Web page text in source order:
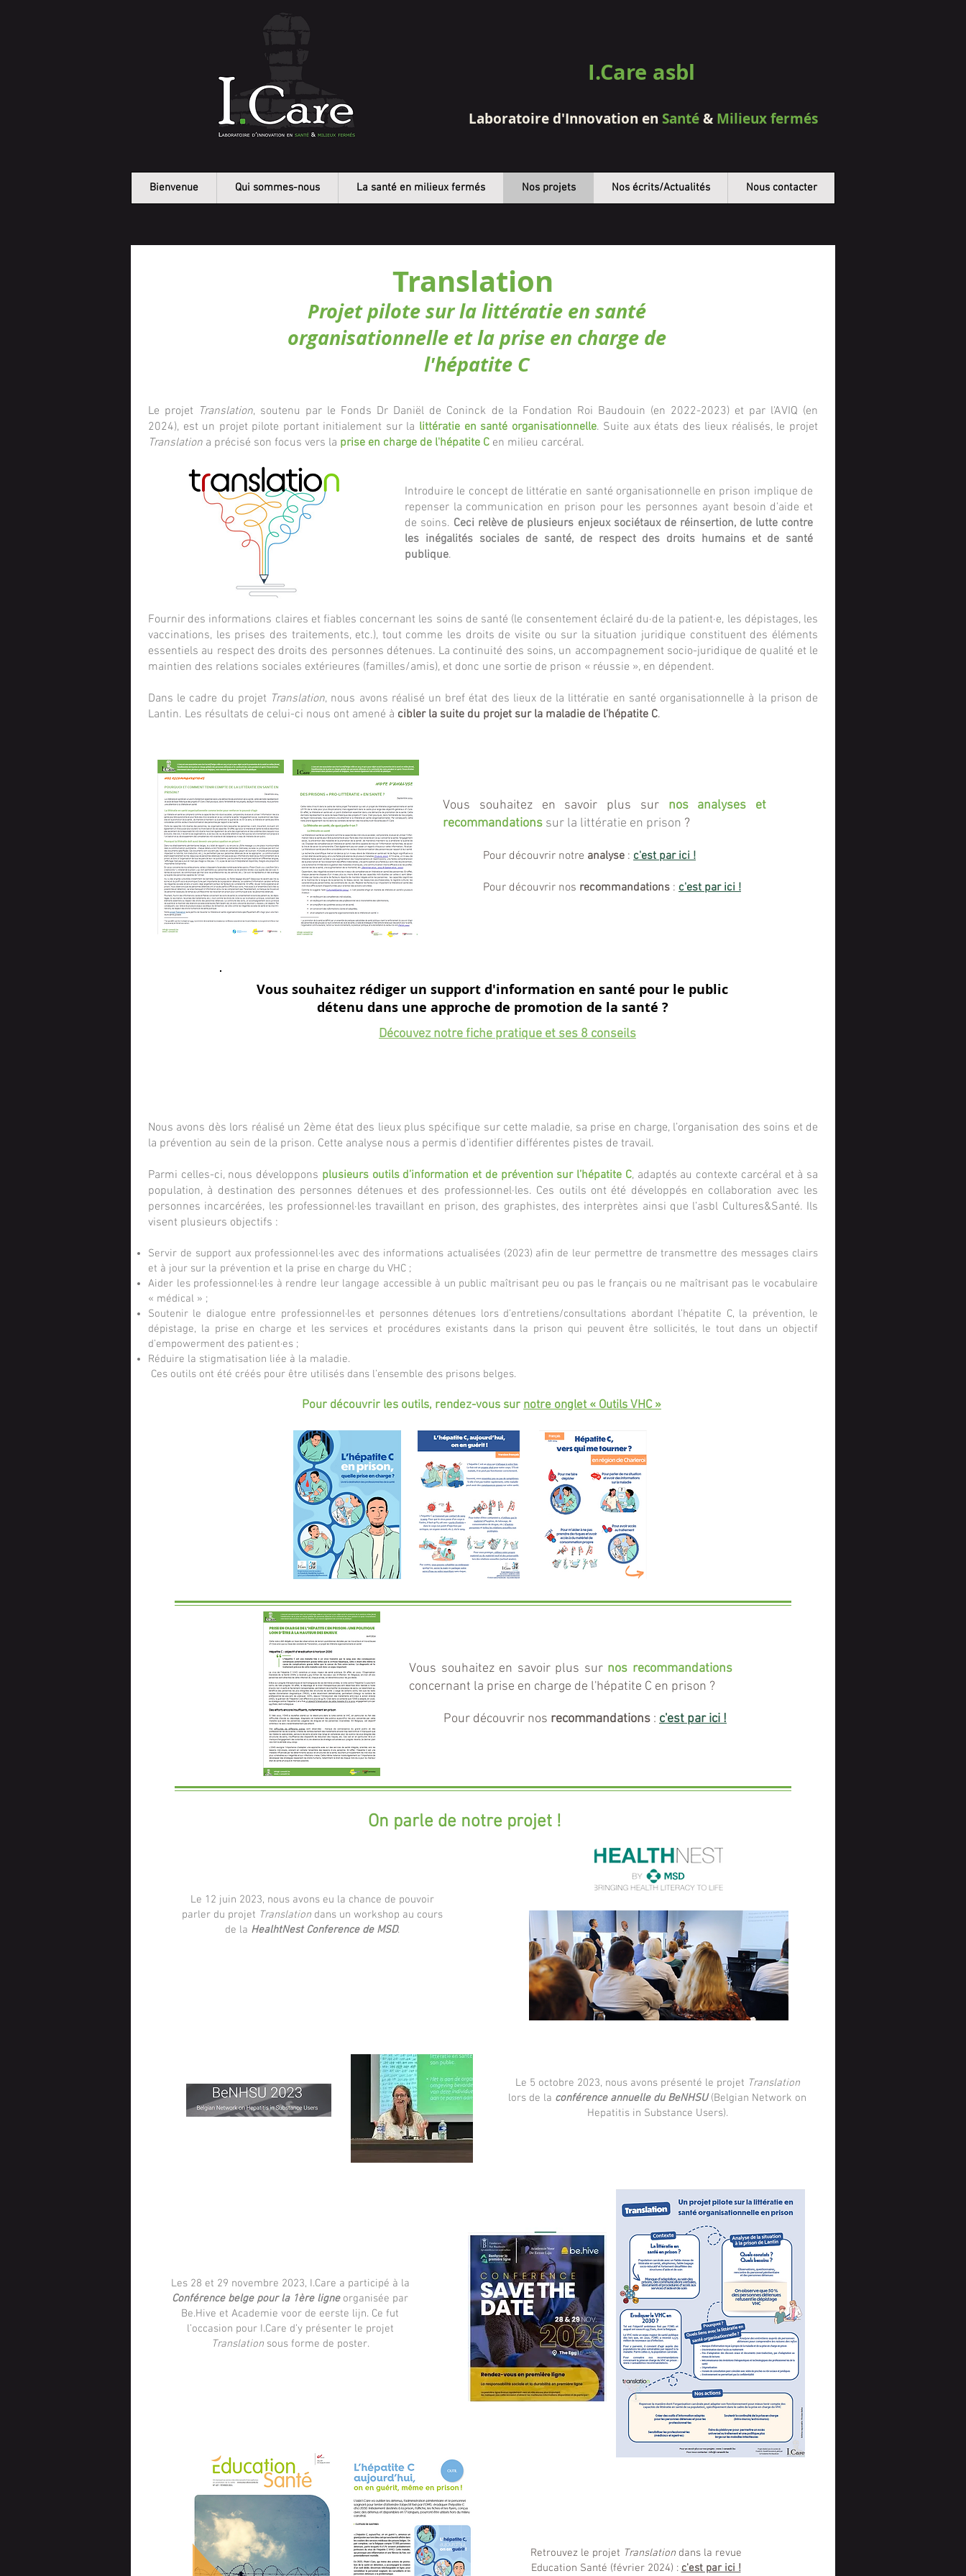
I.Care asbl
Laboratoire d'Innovation en Santé& Milieux fermés
Bienvenue Qui sommes-nous La santé en milieux fermés Nos projets Nos écrits/Actualités Nous contacter
Translation
Projet pilote sur la littératie en santé
organisationnelle et la prise en charge de
l'hépatite C
Le projet Translation, soutenu par le Fonds Dr Daniël de Coninck de la Fondation Roi Baudouin (en 2022-2023) et par l'AVIQ (en
2024), est un projet pilote portant initialement sur la littératie en santé organisationnelle. Suite aux états des lieux réalisés, le projet
Translation a précisé son focus vers la prise en charge de l'hépatite C en milieu carcéral.
Introduire le concept de littératie en santé organisationnelle en prison implique de
repenser la communication en prison pour les personnes ayant besoin d’aide et
de soins. Ceci relève de plusieurs enjeux sociétaux de réinsertion, de lutte contre
les inégalités sociales de santé, de respect des droits humains et de santé
publique.
Fournir des informations claires et fiables concernant les soins de santé (le consentement éclairé du·de la patient·e, les dépistages, les
vaccinations, les prises des traitements, etc.), tout comme les droits de visite ou sur la situation juridique constituent des éléments
essentiels au respect des droits des personnes détenues. La continuité des soins, un accompagnement socio-juridique de qualité et le
maintien des relations sociales extérieures (familles/amis), et donc une sortie de prison « réussie », en dépendent.
Dans le cadre du projet Translation, nous avons réalisé un bref état des lieux de la littératie en santé organisationnelle à la prison de
Lantin. Les résultats de celui-ci nous ont amené à cibler la suite du projet sur la maladie de l’hépatite C.
Nous avons dès lors réalisé un 2ème état des lieux plus spécifique sur cette maladie, sa prise en charge, l’organisation des soins et de
la prévention au sein de la prison. Cette analyse nous a permis d’identifier différentes pistes de travail.
Parmi celles-ci, nous développons plusieurs outils d’information et de prévention sur l’hépatite C, adaptés au contexte carcéral et à sa
population, à destination des personnes détenues et des professionnel·les. Ces outils ont été développés en collaboration avec les
personnes incarcérées, les professionnel·les travaillant en prison, des graphistes, des interprètes ainsi que l’asbl Cultures&Santé. Ils
visent plusieurs objectifs :
Servir de support aux professionnel·les avec des informations actualisées (2023) afin de leur permettre de transmettre des messages clairs
et à jour sur la prévention et la prise en charge du VHC ;
Aider les professionnel·les à rendre leur langage accessible à un public maîtrisant peu ou pas le français ou ne maîtrisant pas le vocabulaire
« médical » ;
Soutenir le dialogue entre professionnel·les et personnes détenues lors d’entretiens/consultations abordant l’hépatite C, la prévention, le
dépistage, la prise en charge et les services et procédures existants dans la prison qui peuvent être sollicités, le tout dans un objectif
d’empowerment des patient·es ;
Réduire la stigmatisation liée à la maladie.
Ces outils ont été créés pour être utilisés dans l’ensemble des prisons belges.
Pour découvrir les outils, rendez-vous sur notre onglet « Outils VHC »
Vous souhaitez rédiger un support d'information en santé pour le public
détenu dans une approche de promotion de la santé ?
Découvez notre fiche pratique et ses 8 conseils
Vous souhaitez en savoir plus sur nos analyses et
recommandations sur la littératie en prison ?
Pour découvrir notre analyse : c'est par ici !
Pour découvrir nos recommandations : c'est par ici !
Vous souhaitez en savoir plus sur nos recommandations
concernant la prise en charge de l'hépatite C en prison ?
Pour découvrir nos recommandations : c'est par ici !
On parle de notre projet !
Le 12 juin 2023, nous avons eu la chance de pouvoir
parler du projet Translation dans un workshop au cours
de la HealhtNest Conference de MSD.
Le 5 octobre 2023, nous avons présenté le projet Translation
lors de la conférence annuelle du BeNHSU(Belgian Network on
Hepatitis in Substance Users).
Les 28 et 29 novembre 2023, I.Care a participé à la
Conférence belge pour la 1ère ligneorganisée par
Be.Hive et Academie voor de eerste lijn. Ce fut
l’occasion pour I.Care d’y présenter le projet
Translationsous forme de poster.
Retrouvez le projet Translationdans la revue
Education Santé (février 2024) : c'est par ici !